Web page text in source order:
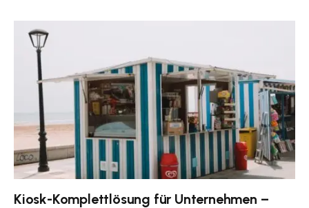
Kiosk-Komplettlösung für Unternehmen –